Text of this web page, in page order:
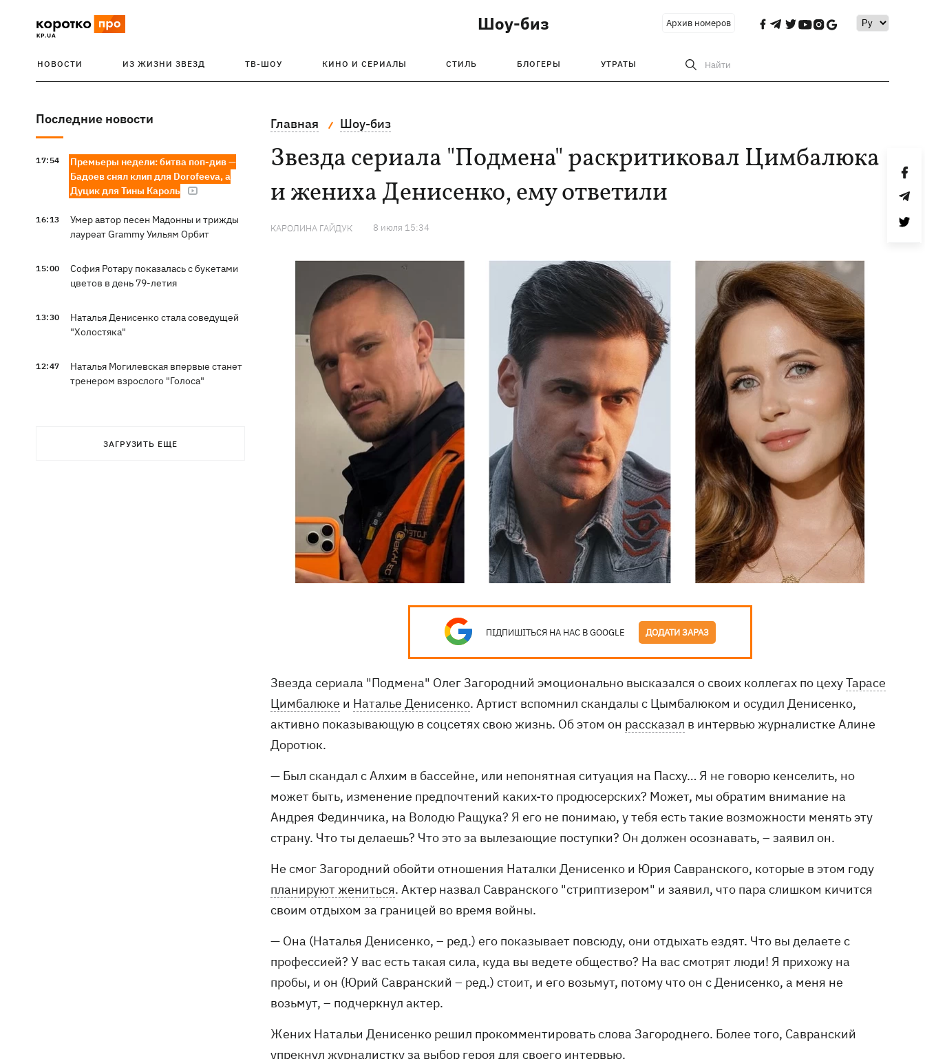
Шоу-биз Архив номеров
НОВОСТИ ИЗ ЖИЗНИ ЗВЕЗД ТВ-ШОУ КИНО И СЕРИАЛЫ СТИЛЬ БЛОГЕРЫ УТРАТЫ Найти
Последние новости
17:54
Премьеры недели: битва поп-див —
Бадоев снял клип для Dorofeeva, а
Дуцик для Тины Кароль
16:13
Умер автор песен Мадонны и трижды
лауреат Grammy Уильям Орбит
15:00
София Ротару показалась с букетами
цветов в день 79-летия
13:30
Наталья Денисенко стала соведущей
"Холостяка"
12:47
Наталья Могилевская впервые станет
тренером взрослого "Голоса"
ЗАГРУЗИТЬ ЕЩЕ
Главная Шоу-биз
Звезда сериала "Подмена" раскритиковал Цимбалюка
и жениха Денисенко, ему ответили
КАРОЛИНА ГАЙДУК 8 июля 15:34
ПІДПИШІТЬСЯ НА НАС В GOOGLE ДОДАТИ ЗАРАЗ
Звезда сериала "Подмена" Олег Загородний эмоционально высказался о своих коллегах по цехуТарасе
Цимбалюке и Наталье Денисенко. Артист вспомнил скандалы с Цымбалюком и осудил Денисенко,
активно показывающую в соцсетях свою жизнь. Об этом он рассказал в интервью журналистке Алине
Доротюк.
— Был скандал с Алхим в бассейне, или непонятная ситуация на Пасху… Я не говорю кенселить, но
может быть, изменение предпочтений каких-то продюсерских? Может, мы обратим внимание на
Андрея Фединчика, на Володю Ращука? Я его не понимаю, у тебя есть такие возможности менять эту
страну. Что ты делаешь? Что это за вылезающие поступки? Он должен осознавать, – заявил он.
Не смог Загородний обойти отношения Наталки Денисенко и Юрия Савранского, которые в этом году
планируют жениться. Актер назвал Савранского "стриптизером" и заявил, что пара слишком кичится
своим отдыхом за границей во время войны.
— Она (Наталья Денисенко, – ред.) его показывает повсюду, они отдыхать ездят. Что вы делаете с
профессией? У вас есть такая сила, куда вы ведете общество? На вас смотрят люди! Я прихожу на
пробы, и он (Юрий Савранский – ред.) стоит, и его возьмут, потому что он с Денисенко, а меня не
возьмут, – подчеркнул актер.
Жених Натальи Денисенко решил прокомментировать слова Загороднего. Более того, Савранский
упрекнул журналистку за выбор героя для своего интервью.